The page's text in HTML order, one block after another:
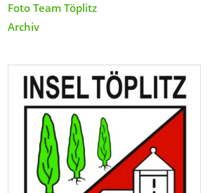
Foto Team Töplitz
Archiv